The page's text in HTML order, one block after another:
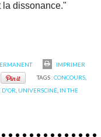
la dissonance."
IMPRIMER
TAGS :CONCOURS,
D'OR UNIVERSCINÉ IN THE